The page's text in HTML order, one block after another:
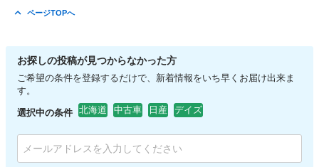
ページTOPへ
お探しの投稿が見つからなかった方
ご希望の条件を登録するだけで、新着情報をいち早くお届け出来ま
す。
選択中の条件 北海道 中古車 日産 デイズ